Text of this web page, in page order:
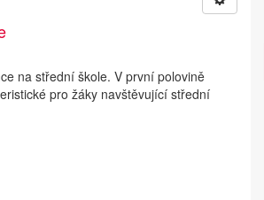
na střední škole. V první polovině
pro žáky navštěvující střední